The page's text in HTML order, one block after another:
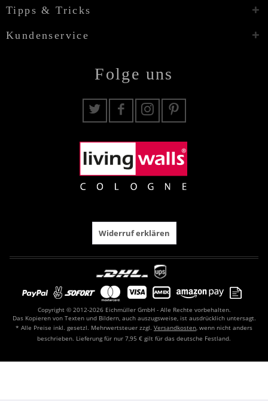
Tipps & Tricks
Kundenservice
Folge uns
Widerruf erklären
Copyright © 2012-2026 Eichmüller GmbH - Alle Rechte vorbehalten.
Das Kopieren von Texten und Bildern, auch auszugsweise, ist ausdrücklich untersagt.
* Alle Preise inkl. gesetzl. Mehrwertsteuer zzgl. Versandkosten , wenn nicht anders
beschrieben. Lieferung für nur 7,95 € gilt für das deutsche Festland.